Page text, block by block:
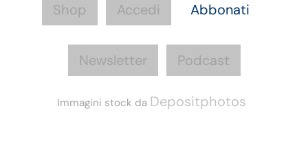
Shop Accedi Abbonati
Newsletter Podcast
Immagini stock da Depositphotos